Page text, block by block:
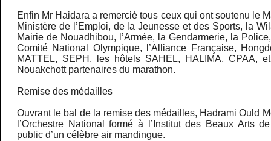
Enfin Mr Haidara a remercié tous ceux qui ont soutenu le
Ministère de l’Emploi, de la Jeunesse et des Sports, la
Mairie de Nouadhibou, l’Armée, la Gendarmerie, la
Comité National Olympique, l’Alliance Française,
MATTEL, SEPH, les hôtels SAHEL, HALIMA, CPAA,
Nouakchott partenaires du marathon.
Remise des médailles
Ouvrant le bal de la remise des médailles, Hadrami Ould
l’Orchestre National formé à l’Institut des Beaux Arts
public d’un célèbre air mandingue.